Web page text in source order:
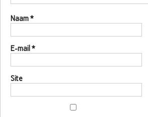
Naam*
E-mail *
Site